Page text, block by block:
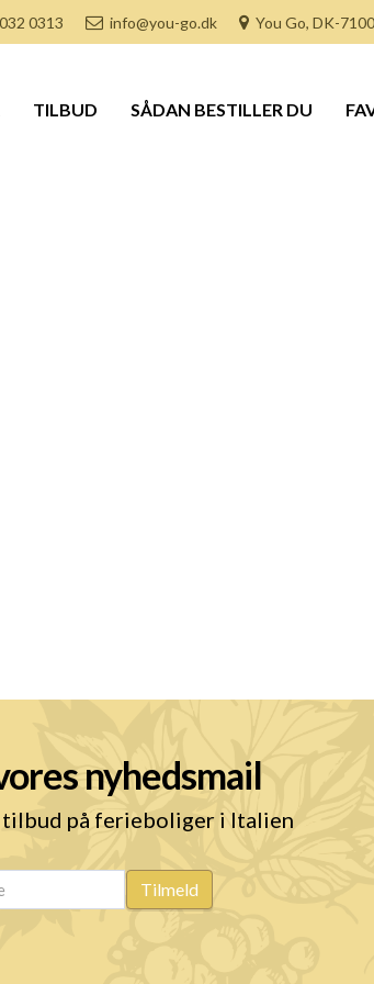
0313 info@you-go.dk You Go, DK-
TILBUD SÅDAN BESTILLER DU
nyhedsmail
tilbud på ferieboliger i Italien
Tilmeld